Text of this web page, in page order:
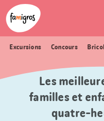
Signets
de
navigation
Header
Logo
Excursions Concours
Les
familles et
quatre-